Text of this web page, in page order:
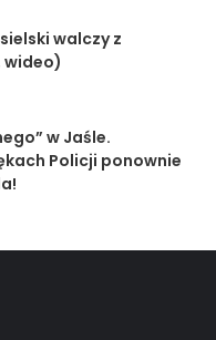
walczy z
wideo)
w Jaśle.
Policji ponownie